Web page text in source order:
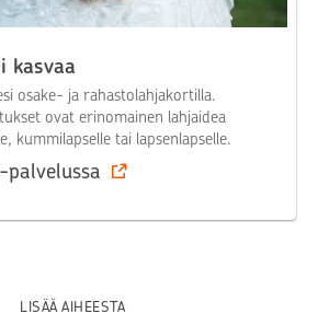
kasvaa
osake- ja rahastolahjakortilla.
ovat erinomainen lahjaidea
kummilapselle tai lapsenlapselle.
LISÄÄ AIHEESTA